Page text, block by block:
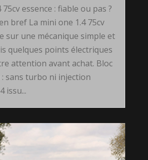
essence : fiable ou pas ?
bref La mini one 1.4 75cv
sur une mécanique simple et
quelques points électriques
attention avant achat. Bloc
sans turbo ni injection
issu...